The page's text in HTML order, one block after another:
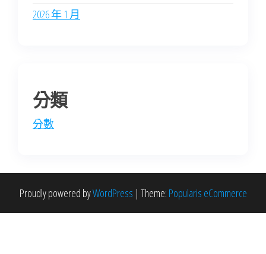
2026 年 1 月
分類
分數
Proudly powered byWordPress | Theme: Popularis eCommerce